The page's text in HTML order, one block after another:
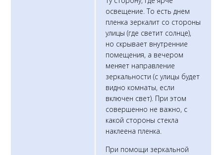
освещение. То есть днем
пленка зеркалит со стороны
улицы (где светит солнце),
но скрывает внутренние
помещения, а вечером
меняет направление
зеркальности (с улицы будет
видно комнаты, если
включен свет). При этом
совершенно не важно, с
какой стороны стекла
наклеена пленка.
При помощи зеркальной